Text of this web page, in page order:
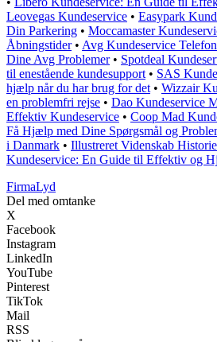
Leovegas Kundeservice • Easypark
Din Parkering • Moccamaster
Åbningstider• Avg Kundeservice
Dine Avg Problemer• Spotdeal
til enestående kundesupport • SAS
hjælp når du har brug for det • Wizzair
en problemfri rejse • Dao Kundeservice
Effektiv Kundeservice • Coop Mad
Få Hjælp med Dine Spørgsmål og
i Danmark • Illustreret Videnskab
Kundeservice: En Guide til Effektiv og
FirmaLyd
Del med omtanke
X
Facebook
Instagram
LinkedIn
YouTube
Pinterest
TikTok
Mail
RSS